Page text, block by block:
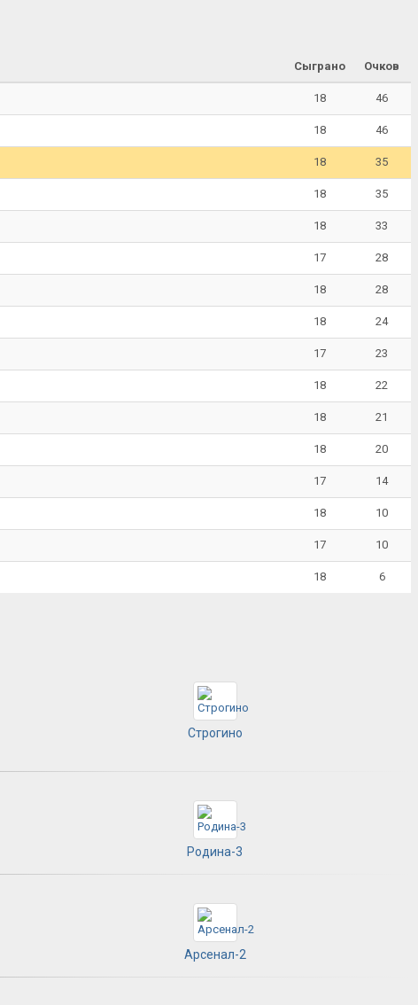
Сыграно Очков
18 46
18 46
18 35
18 35
18 33
17 28
18 28
18 24
17 23
18 22
18 21
18 20
17 14
18 10
17 10
18 6
Строгино
Родина-3
Арсенал-2